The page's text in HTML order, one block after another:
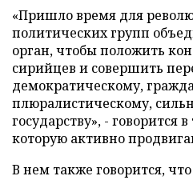
«Пришло время для
политических групп
орган, чтобы положить
сирийцев и совершить
демократическому,
плюралистическому,
государству», - говорится
которую активно
В нем также говорится,